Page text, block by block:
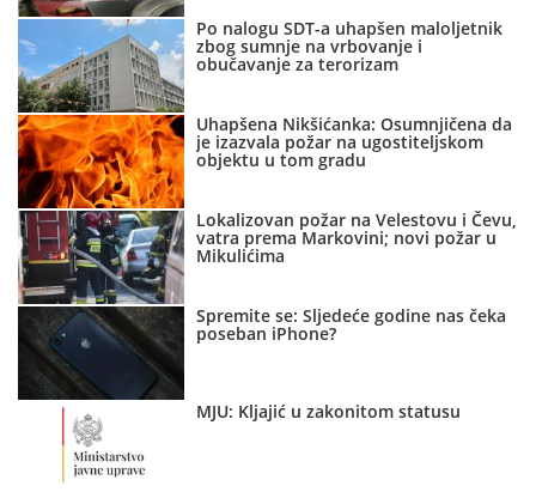
Po nalogu SDT-a uhapšen maloljetnik
zbog sumnje na vrbovanje i
obučavanje za terorizam
Uhapšena Nikšićanka: Osumnjičena da
je izazvala požar na ugostiteljskom
objektu u tom gradu
Lokalizovan požar na Velestovu i Čevu,
vatra prema Markovini; novi požar u
Mikulićima
Spremite se: Sljedeće godine nas čeka
poseban iPhone?
MJU: Kljajić u zakonitom statusu